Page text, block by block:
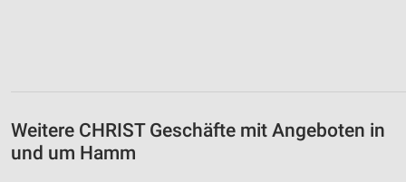
Weitere CHRIST Geschäfte mit Angeboten in
und um Hamm